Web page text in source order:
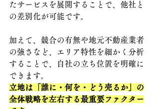
たサービスを展開することで、他社と
の差別化が可能です。
加えて、競合の有無や地元不動産業者
の強さなど、エリア特性を細かく分析
することで、自社の立ち位置を明確に
できます。
立地は「誰に・何を・どう売るか」の
全体戦略を左右する最重要ファクター